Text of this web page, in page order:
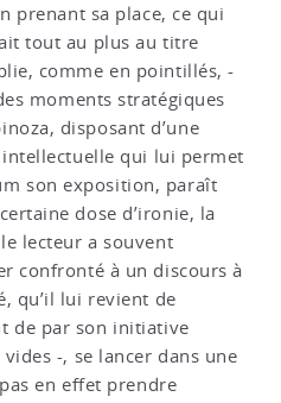
prenant sa place, ce qui
tout au plus au titre
comme en pointillés, -
moments stratégiques
disposant d’une
qui lui permet
son exposition, paraît
dose d’ironie, la
lecteur a souvent
confronté à un discours à
qu’il lui revient de
de par son initiative
-, se lancer dans une
en effet prendre